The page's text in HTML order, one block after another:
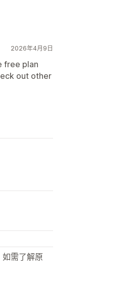
2026年4月9日
free plan
out other
需了解原